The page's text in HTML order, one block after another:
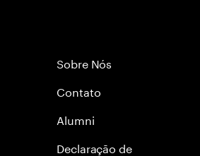
Sobre Nós
Contato
Alumni
Declaraçāo de